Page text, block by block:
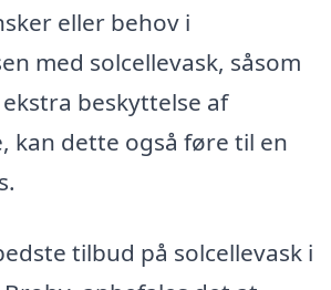
eller behov i
med solcellevask, såsom
beskyttelse af
kan dette også føre til en
tilbud på solcellevask i